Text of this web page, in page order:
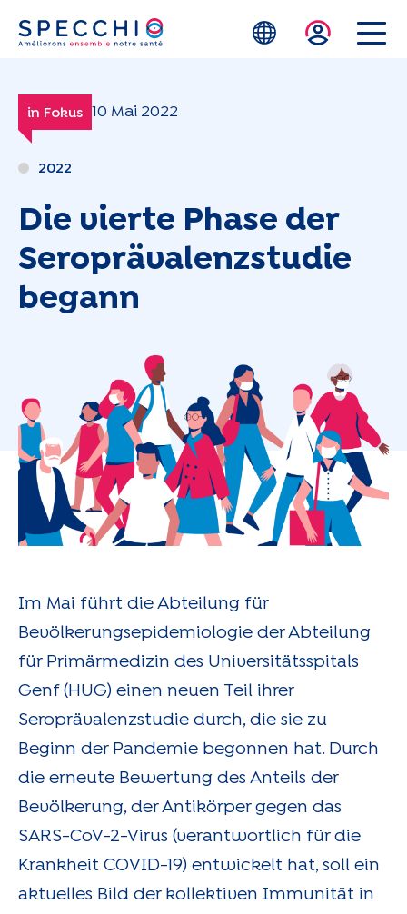
Zum Hauptinhalt springen
in Fokus 10 Mai 2022
2022
Die vierte Phase der
Seroprävalenzstudie
begann
Im Mai führt die Abteilung für
Bevölkerungsepidemiologie der Abteilung
für Primärmedizin des Universitätsspitals
Genf (HUG) einen neuen Teil ihrer
Seroprävalenzstudie durch, die sie zu
Beginn der Pandemie begonnen hat. Durch
die erneute Bewertung des Anteils der
Bevölkerung, der Antikörper gegen das
SARS-CoV-2-Virus (verantwortlich für die
Krankheit COVID-19) entwickelt hat, soll ein
aktuelles Bild der kollektiven Immunität in